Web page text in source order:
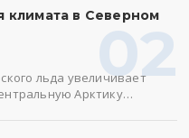
02
климата в Северном
льда увеличивает
Арктику…